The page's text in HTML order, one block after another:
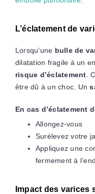
L’éclatement de
Lorsqu’une bulle de
dilatation fragile à un
risque d’éclatement .
être dû à un choc. Un
En cas d’éclatement
Allongez-vous
Surélevez votre
Appliquez une
fermement à
Impact des varices